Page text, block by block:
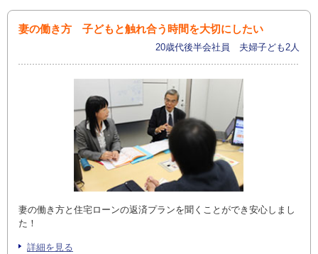
妻の働き方 子どもと触れ合う時間を大切にしたい
20歳代後半会社員 夫婦子ども2人
妻の働き方と住宅ローンの返済プランを聞くことができ安心しまし
た！
詳細を見る